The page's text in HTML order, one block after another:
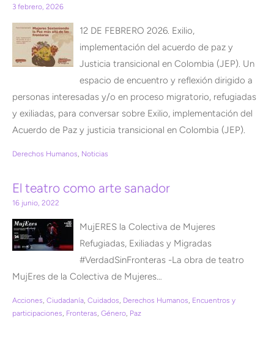
3 febrero, 2026
12 DE FEBRERO 2026. Exilio,
implementación del acuerdo de paz y
Justicia transicional en Colombia (JEP). Un
espacio de encuentro y reflexión dirigido a
personas interesadas y/o en proceso migratorio, refugiadas
y exiliadas, para conversar sobre Exilio, implementación del
Acuerdo de Paz y justicia transicional en Colombia (JEP).
Derechos Humanos Noticias
El teatro como arte sanador
16 junio, 2022
MujERES la Colectiva de Mujeres
Refugiadas, Exiliadas y Migradas
#VerdadSinFronteras -La obra de teatro
MujEres de la Colectiva de Mujeres…
Acciones Ciudadanía Cuidados Derechos Humanos Encuentros y
participaciones Fronteras Género Paz